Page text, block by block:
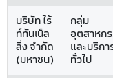
บริษัท ไร้
ท์ทันเน็ล
ลิ่ง จำกัด
(มหาชน)
กลุ่ม
อุตสาหก
และบริกา
ทั่วไป